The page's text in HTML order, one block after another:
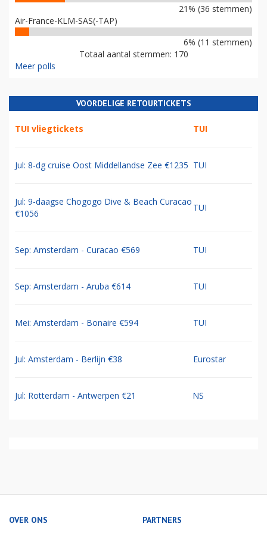
21% (36 stemmen)
Air-France-KLM-SAS(-TAP)
6% (11 stemmen)
Totaal aantal stemmen: 170
Meer polls
VOORDELIGE RETOURTICKETS
TUI vliegtickets TUI
Jul: 8-dg cruise Oost Middellandse Zee €1235 TUI
Jul: 9-daagse Chogogo Dive & Beach Curacao
€1056
TUI
Sep: Amsterdam - Curacao €569 TUI
Sep: Amsterdam - Aruba €614 TUI
Mei: Amsterdam - Bonaire €594 TUI
Jul: Amsterdam - Berlijn €38 Eurostar
Jul: Rotterdam - Antwerpen €21 NS
OVER ONS PARTNERS